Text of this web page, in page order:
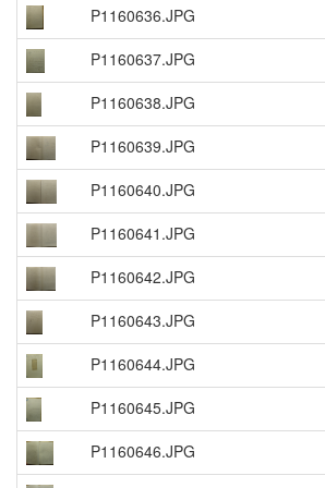
P1160636.JPG
P1160637.JPG
P1160638.JPG
P1160639.JPG
P1160640.JPG
P1160641.JPG
P1160642.JPG
P1160643.JPG
P1160644.JPG
P1160645.JPG
P1160646.JPG